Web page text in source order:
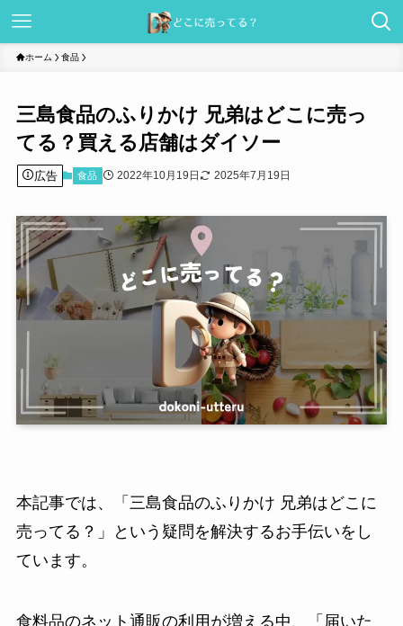
ホーム 食品
三島食品のふりかけ 兄弟はどこに売っ
てる？買える店舗はダイソー
広告 食品 2022年10月19日 2025年7月19日
本記事では、「三島食品のふりかけ 兄弟はどこに
売ってる？」という疑問を解決するお手伝いをし
ています。
食料品のネット通販の利用が増える中、「届いた